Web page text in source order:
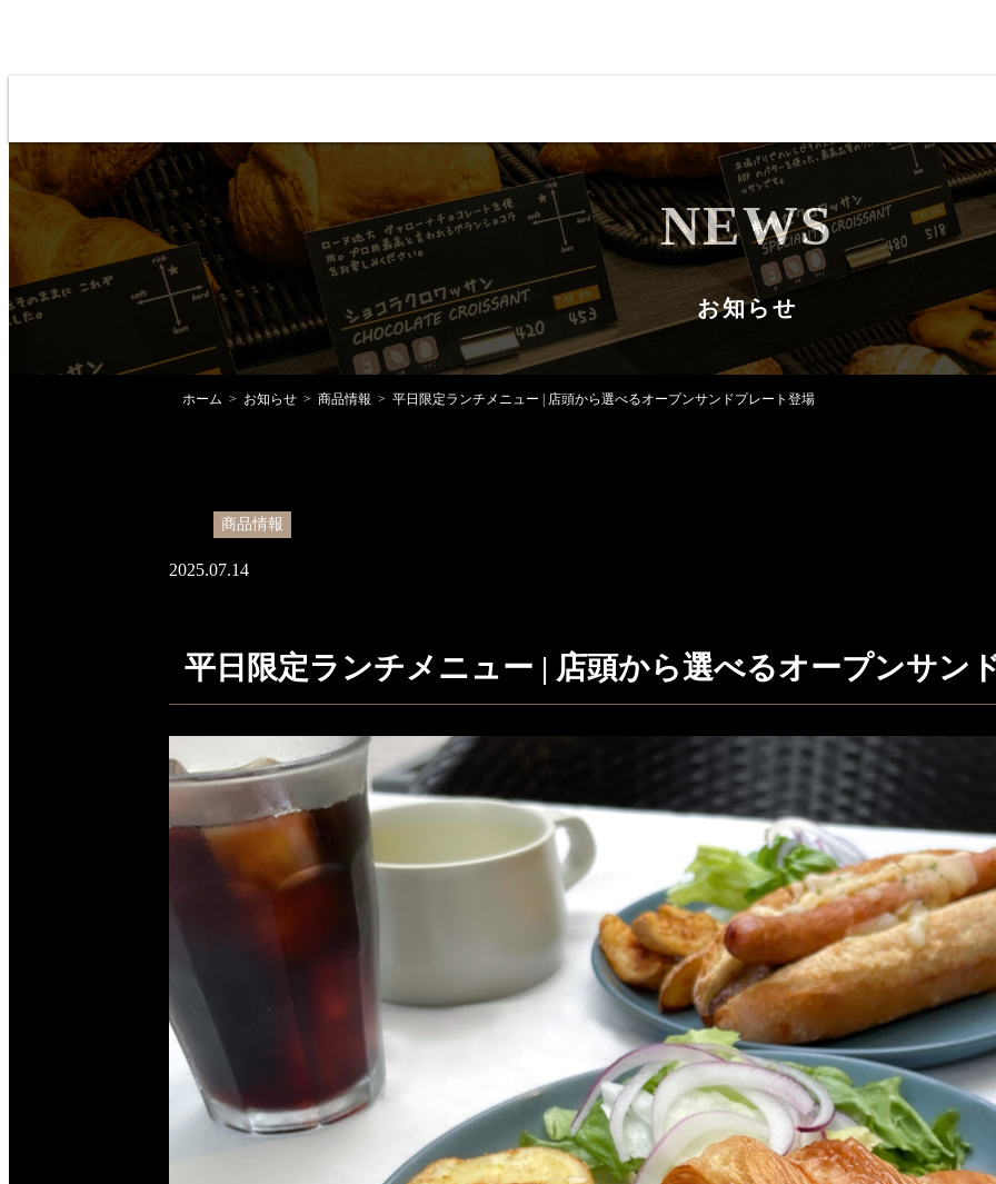
コンセプトCONCEPT
クオリティQUALITY
メニュー MENU
SHOP LIST
NEWS
お知らせ
ホーム お知らせ 商品情報 平日限定ランチメニュー | 店頭から選べるオープンサンドプレート登場
商品情報
2025.07.14
平日限定ランチメニュー | 店頭から選べるオープンサン